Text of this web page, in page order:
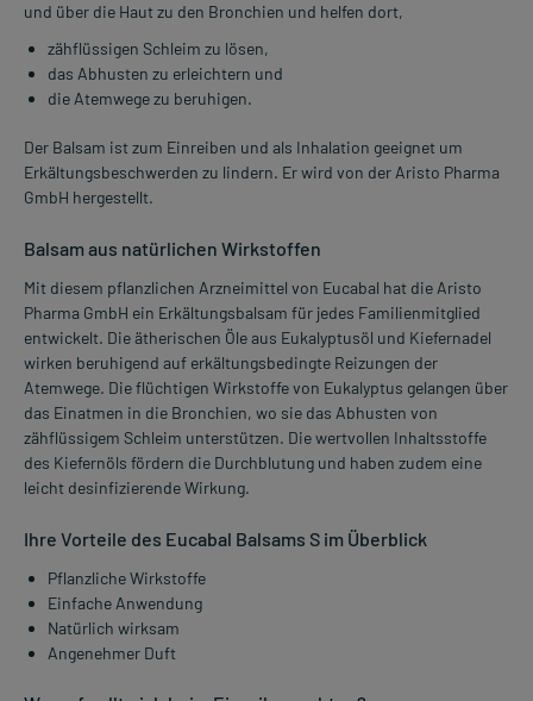
und über die Haut zu den Bronchien und helfen dort,
zähflüssigen Schleim zu lösen,
das Abhusten zu erleichtern und
die Atemwege zu beruhigen.
Der Balsam ist zum Einreiben und als Inhalation geeignet um
Erkältungsbeschwerden zu lindern. Er wird von der Aristo Pharma
GmbH hergestellt.
Balsam aus natürlichen Wirkstoffen
Mit diesem pflanzlichen Arzneimittel von Eucabal hat die Aristo
Pharma GmbH ein Erkältungsbalsam für jedes Familienmitglied
entwickelt. Die ätherischen Öle aus Eukalyptusöl und Kiefernadel
wirken beruhigend auf erkältungsbedingte Reizungen der
Atemwege. Die flüchtigen Wirkstoffe von Eukalyptus gelangen über
das Einatmen in die Bronchien, wo sie das Abhusten von
zähflüssigem Schleim unterstützen. Die wertvollen Inhaltsstoffe
des Kiefernöls fördern die Durchblutung und haben zudem eine
leicht desinfizierende Wirkung.
Ihre Vorteile des Eucabal Balsams S im Überblick
Pflanzliche Wirkstoffe
Einfache Anwendung
Natürlich wirksam
Angenehmer Duft